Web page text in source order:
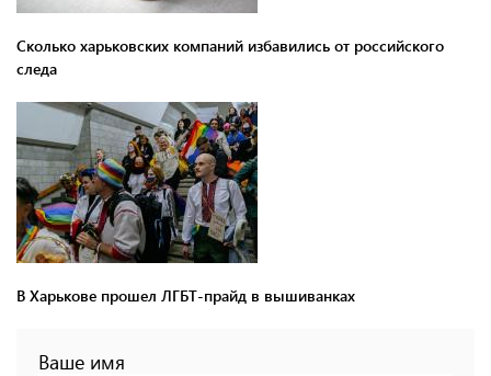
Сколько харьковских компаний избавились от российского
следа
В Харькове прошел ЛГБТ-прайд в вышиванках
Ваше имя